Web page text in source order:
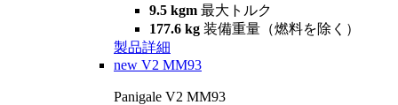
9.5 kgm 最大トルク
177.6 kg 装備重量（燃料を除く）
製品詳細
new V2 MM93
Panigale V2 MM93